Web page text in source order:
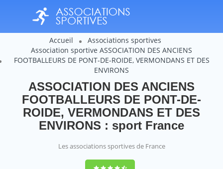
Accueil
Associations sportives
Association sportive ASSOCIATION DES ANCIENS
FOOTBALLEURS DE PONT-DE-ROIDE, VERMONDANS ET DES
ENVIRONS
ASSOCIATION DES ANCIENS
FOOTBALLEURS DE PONT-DE-
ROIDE, VERMONDANS ET DES
ENVIRONS : sport France
Les associations sportives de France